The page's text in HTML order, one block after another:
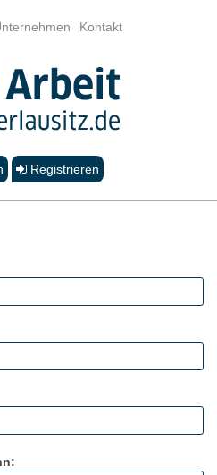
Kontakt
Registrieren